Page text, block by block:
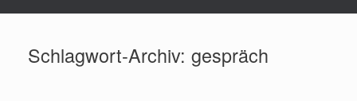
Schlagwort-Archiv: gespräch